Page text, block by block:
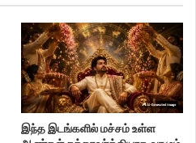
இந்த இடங்களில் மச்சம் உள்ள